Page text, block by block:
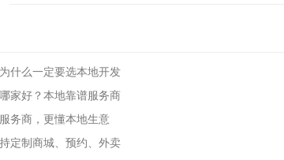
什么一定要选本地开发
家好？本地靠谱服务商
务商，更懂本地生意
定制商城、预约、外卖